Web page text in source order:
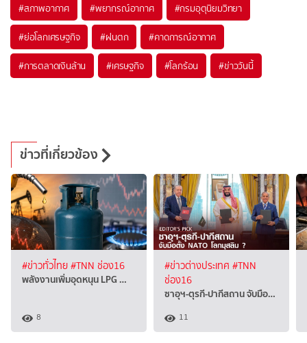
#สภาพอากาศ #พยากรณ์อากาศ #กรมอุตุนิยมวิทยา
#ย่อโลกเศรษฐกิจ #ฝนตก #คาดการณ์อากาศ
#การตลาดเงินล้าน #เศรษฐกิจ #โลกร้อน #ข่าววันนี้
ข่าวที่เกี่ยวข้อง
#ข่าวทั่วไทย#TNN ช่อง16
พลังงานเพิ่มอุดหนุน LPG …
8
#ข่าวต่างประเทศ #TNN
ช่อง16
ซาอุฯ-ตุรกี-ปากีสถาน จับมือ…
11